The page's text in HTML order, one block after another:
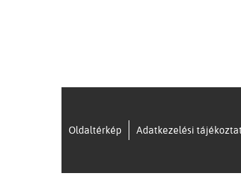
Oldaltérkép Adatkezelési